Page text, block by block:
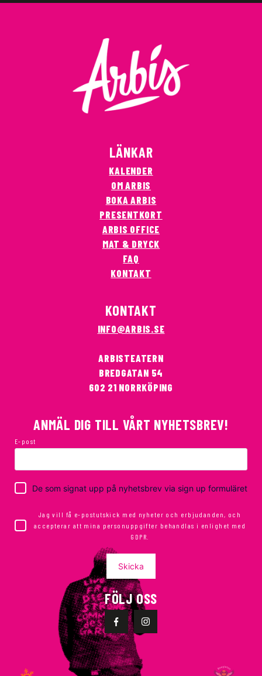
LÄNKAR
KALENDER
OM ARBIS
BOKA ARBIS
PRESENTKORT
ARBIS OFFICE
MAT & DRYCK
FAQ
KONTAKT
KONTAKT
INFO@ARBIS.SE
ARBISTEATERN
BREDGATAN 54
602 21 NORRKÖPING
ANMÄL DIG TILL VÅRT NYHETSBREV!
E-post
De som signat upp på nyhetsbrev via sign up formuläret
Jag vill få e-postutskick med nyheter och erbjudanden, och
accepterar att mina personuppgifter behandlas i enlighet med
GDPR.
Skicka
FÖLJ OSS